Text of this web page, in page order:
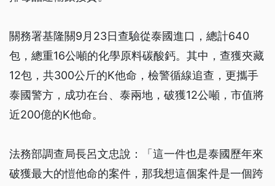
關務署基隆關9月23日查驗從泰國進口，總計640
包，總重16公噸的化學原料碳酸鈣。其中，查獲夾藏
12包，共300公斤的K他命，檢警循線追查，更攜手
泰國警方，成功在台、泰兩地，破獲12公噸，市值將
近200億的K他命。
法務部調查局長呂文忠說：「這一件也是泰國歷年來
破獲最大的愷他命的案件，那我想這個案件是一個跨